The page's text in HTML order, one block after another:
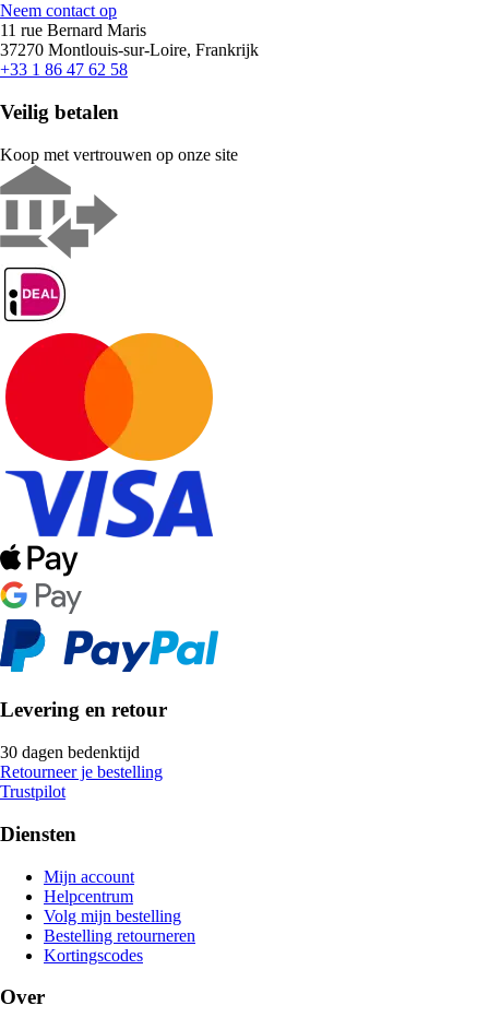
Neem contact op
11 rue Bernard Maris
37270 Montlouis-sur-Loire, Frankrijk
+33 1 86 47 62 58
Veilig betalen
Koop met vertrouwen op onze site
Levering en retour
30 dagen bedenktijd
Retourneer je bestelling
Trustpilot
Diensten
Mijn account
Helpcentrum
Volg mijn bestelling
Bestelling retourneren
Kortingscodes
Over